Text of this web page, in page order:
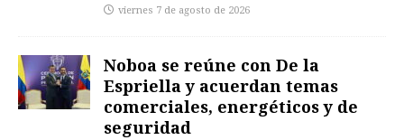
viernes 7 de agosto de 2026
Noboa se reúne con De la
Espriella y acuerdan temas
comerciales, energéticos y de
seguridad